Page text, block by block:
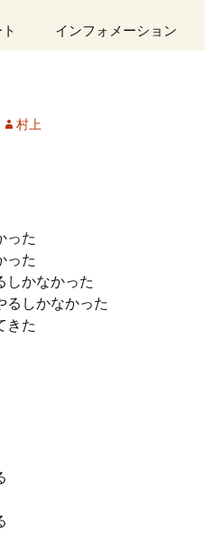
１）
４）
ナー
５）
アーカイブ（１）
インフォメーション
村上
った
った
かなかった
しかなかった
きた